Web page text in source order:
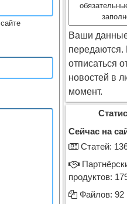
Ваши
отписаться
новостей в
момент.
Сейчас на
Cтатей:
продуктов:
Файлов: 92